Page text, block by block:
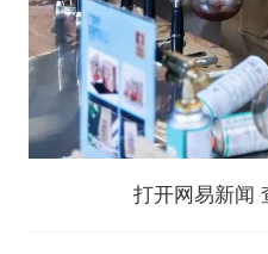
打开网易新闻